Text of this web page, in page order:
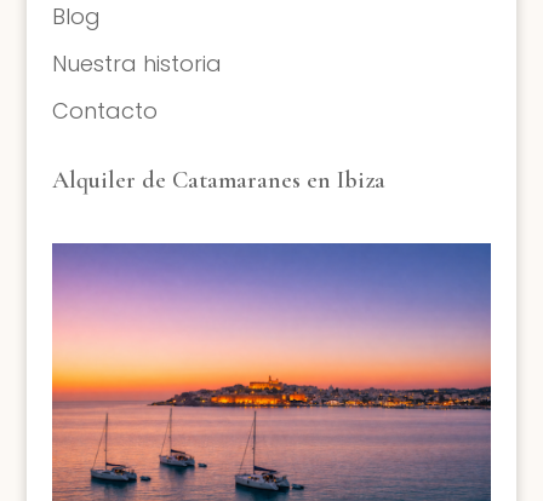
Blog
Nuestra historia
Contacto
Alquiler de Catamaranes en Ibiza